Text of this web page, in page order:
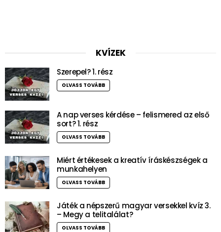
KVÍZEK
Szerepel? 1. rész
OLVASS TOVÁBB
A nap verses kérdése – felismered az első
sort? 1. rész
OLVASS TOVÁBB
Miért értékesek a kreatív íráskészségek a
munkahelyen
OLVASS TOVÁBB
Játék a népszerű magyar versekkel kvíz 3.
– Megy a telitalálat?
OLVASS TOVÁBB